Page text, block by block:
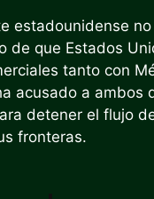
estadounidense
de que Estados
tanto con
acusado a ambos
detener el flujo
fronteras.